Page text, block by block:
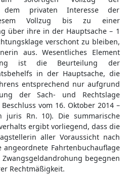
dem privaten Interesse der
Vollzug bis zu einer
über ihre in der Hauptsache – 1
verschont zu bleiben,
aus. Wesentliches Element
ist die Beurteilung der
in der Hauptsache, die
entsprechend nur aufgrund
der Sach- und Rechtslage
vom 16. Oktober 2014 –
Rn. 10). Die summarische
ergibt vorliegend, dass die
aller Voraussicht nach
Fahrtenbuchauflage
begegnen
Rechtmäßigkeit.